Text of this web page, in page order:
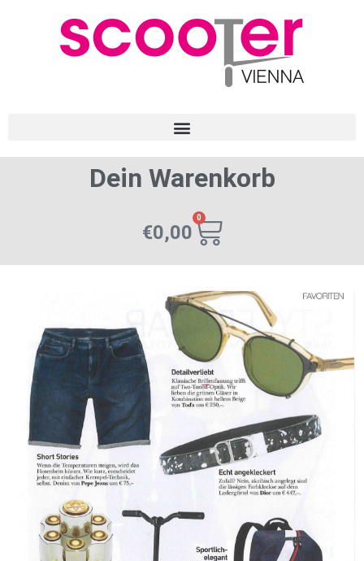
Dein Warenkorb
€0,00
0